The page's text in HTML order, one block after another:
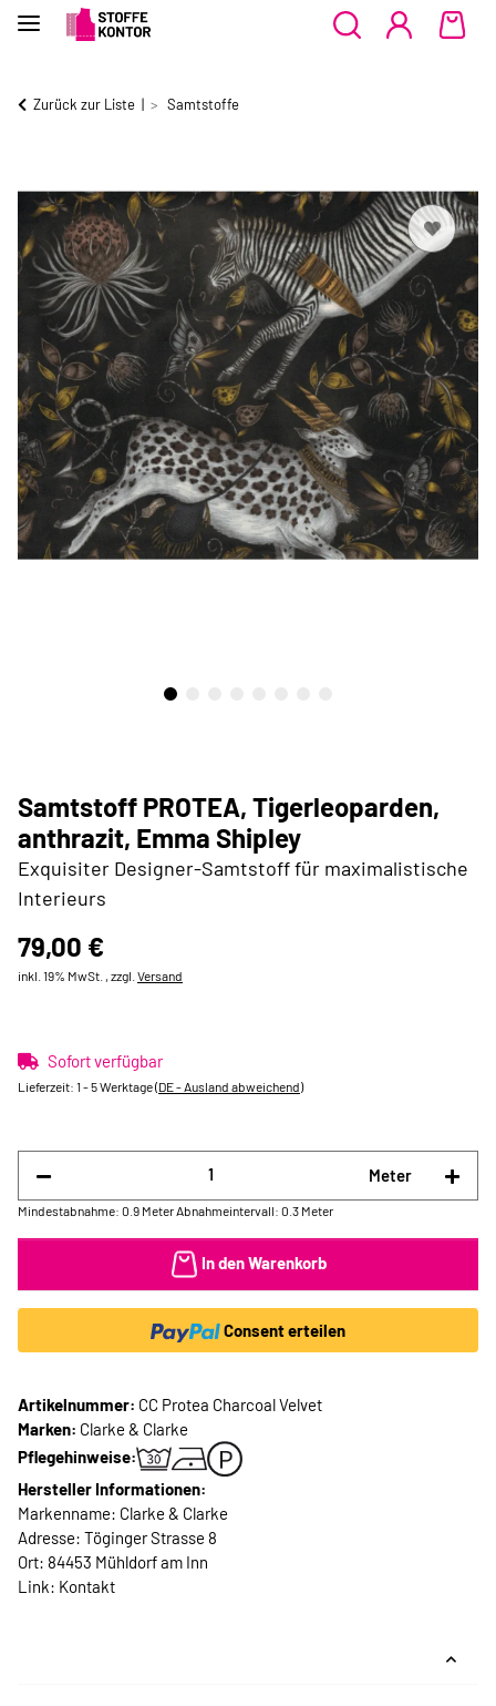
Zurück zur Liste Samtstoffe
Samtstoff PROTEA, Tigerleoparden,
anthrazit, Emma Shipley
Exquisiter Designer-Samtstoff für maximalistische
Interieurs
79,00 €
inkl. 19% MwSt. , zzgl. Versand
Sofort verfügbar
Lieferzeit: 1 - 5 Werktage(DE - Ausland abweichend)
Meter
Mindestabnahme: 0.9 Meter Abnahmeintervall: 0.3 Meter
In den Warenkorb
Consent erteilen
Artikelnummer: CC Protea Charcoal Velvet
Marken: Clarke & Clarke
Pflegehinweise:
Hersteller Informationen:
Markenname: Clarke & Clarke
Adresse: Töginger Strasse 8
Ort: 84453 Mühldorf am Inn
Link: Kontakt